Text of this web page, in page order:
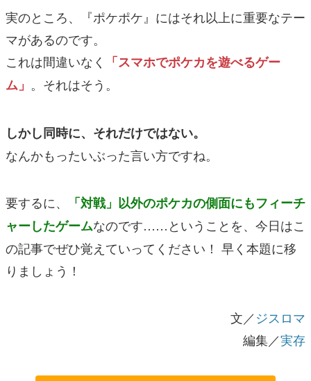
実のところ、『ポケポケ』にはそれ以上に重要なテー
マがあるのです。
これは間違いなく
「スマホでポケカを遊べるゲー
ム」 。それはそう。
しかし同時に、それだけではない。
なんかもったいぶった言い方ですね。
要するに、
「対戦」以外のポケカの側面にもフィーチ
ャーしたゲームなのです……ということを、今日はこ
の記事でぜひ覚えていってください！ 早く本題に移
りましょう！
文／ジスロマ
編集／実存